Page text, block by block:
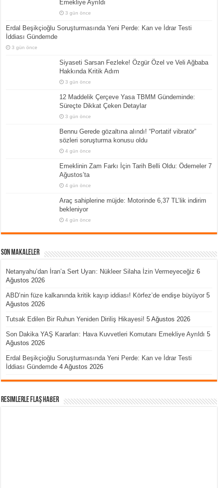
Emekliye Ayrıldı
3 gün önce
Erdal Beşikçioğlu Soruşturmasında Yeni Perde: Kan ve İdrar Testi
İddiası Gündemde
3 gün önce
Siyaseti Sarsan Fezleke! Özgür Özel ve Veli Ağbaba
Hakkında Kritik Adım
3 gün önce
12 Maddelik Çerçeve Yasa TBMM Gündeminde:
Süreçte Dikkat Çeken Detaylar
3 gün önce
Bennu Gerede gözaltına alındı! “Portatif vibratör”
sözleri soruşturma konusu oldu
4 gün önce
Emeklinin Zam Farkı İçin Tarih Belli Oldu: Ödemeler 7
Ağustos’ta
4 gün önce
Araç sahiplerine müjde: Motorinde 6,37 TL’lik indirim
bekleniyor
4 gün önce
Son Makaleler
Netanyahu’dan İran’a Sert Uyarı: Nükleer Silaha İzin Vermeyeceğiz 6
Ağustos 2026
ABD’nin füze kalkanında kritik kayıp iddiası! Körfez’de endişe büyüyor 5
Ağustos 2026
Tutsak Edilen Bir Ruhun Yeniden Diriliş Hikayesi! 5 Ağustos 2026
Son Dakika YAŞ Kararları: Hava Kuvvetleri Komutanı Emekliye Ayrıldı 5
Ağustos 2026
Erdal Beşikçioğlu Soruşturmasında Yeni Perde: Kan ve İdrar Testi
İddiası Gündemde 4 Ağustos 2026
Resimlerle Flaş Haber